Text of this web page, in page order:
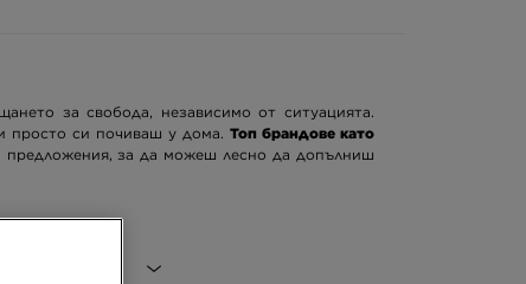
за свобода, независимо от ситуацията.
просто си почиваш у дома.Топ брандове като
предложения, за да можеш лесно да допълниш